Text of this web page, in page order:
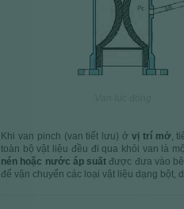
Khi van pinch (van tiết lưu) ở vị trí mở,
toàn bộ vật liệu đều đi qua khỏi van là
nén hoặc nước áp suất được đưa vào
để vận chuyển các loại vật liệu dạng bột,